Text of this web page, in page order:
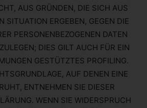
AUS GRÜNDEN, DIE SICH AUS
SITUATION ERGEBEN, GEGEN DIE
PERSONENBEZOGENEN DATEN
DIES GILT AUCH FÜR EIN
GESTÜTZTES PROFILING.
AUF DENEN EINE
ENTNEHMEN SIE DIESER
WENN SIE WIDERSPRUCH